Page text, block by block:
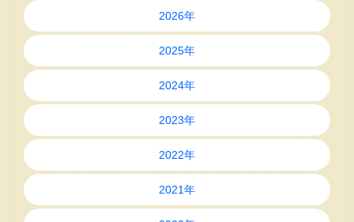
2026年
2025年
2024年
2023年
2022年
2021年